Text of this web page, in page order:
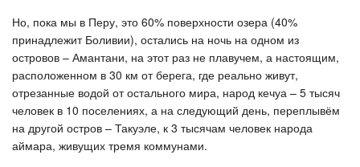
Но, пока мы в Перу, это 60% поверхности озера (40%
принадлежит Боливии), остались на ночь на одном из
островов – Амантани, на этот раз не плавучем, а настоящим,
расположенном в 30 км от берега, где реально живут,
отрезанные водой от остального мира, народ кечуа – 5 тысяч
человек в 10 поселениях, а на следующий день, переплывём
на другой остров – Такуэле, к 3 тысячам человек народа
аймара, живущих тремя коммунами.